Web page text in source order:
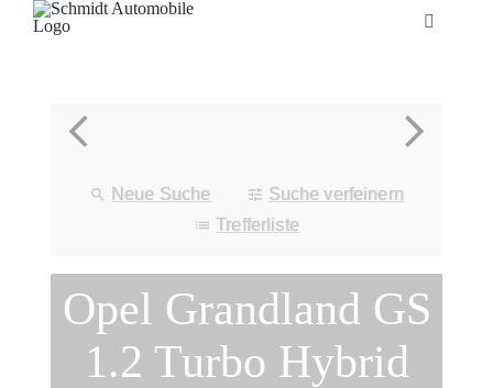
Toggle
Fahrzeuge
Neuheiten
Service
Neue Suche
Suche verfeinern
Trefferliste
Opel Grandland GS
1.2 Turbo Hybrid